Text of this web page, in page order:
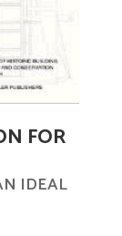
FOR
IDEAL